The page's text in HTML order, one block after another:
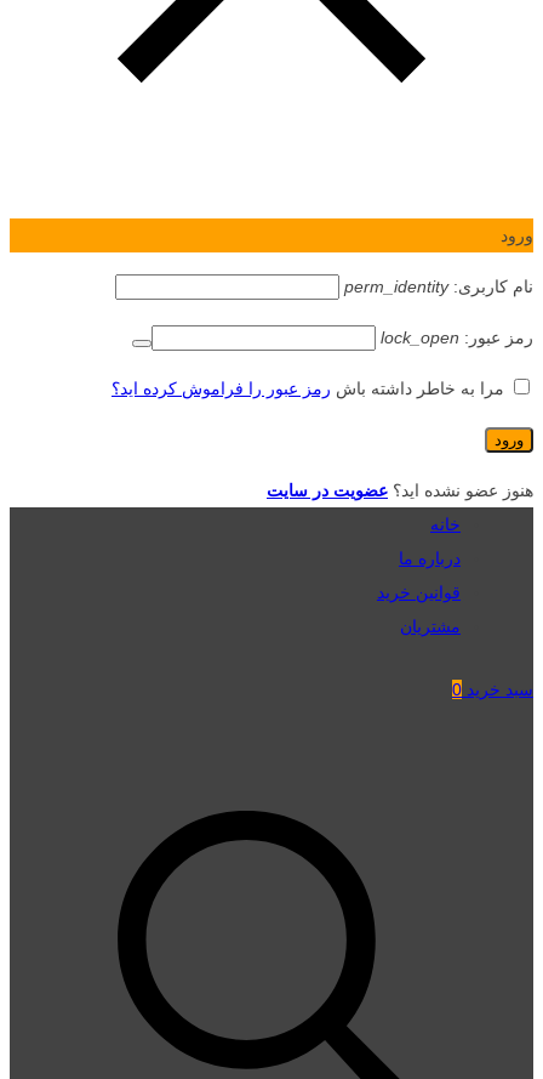
ورود
نام کاربری:perm_identity
رمز عبور: lock_open
مرا به خاطر داشته باش رمز عبور را فراموش کرده اید؟
هنوز عضو نشده اید؟ عضویت در سایت
خانه
درباره ما
قوانین خرید
مشتریان
سبد خرید 0